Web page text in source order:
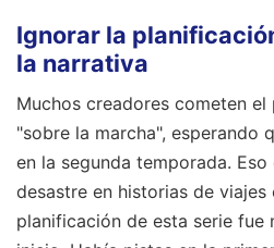
Ignorar la
la narrativa
Muchos creadores cometen
"sobre la marcha", esperando
en la segunda temporada.
desastre en historias de viajes
planificación de esta serie fue